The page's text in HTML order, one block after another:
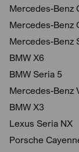
Mercedes-Benz
Mercedes-Benz
Mercedes-Benz
BMW X6
BMW Seria 5
Mercedes-Benz
BMW X3
Lexus Seria NX
Porsche